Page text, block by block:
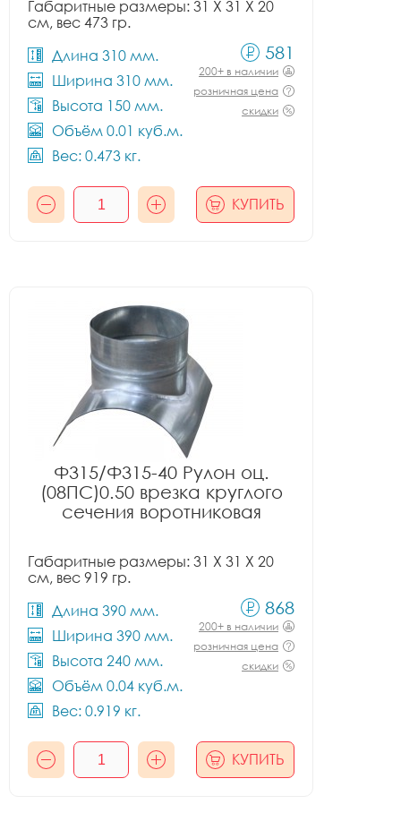
Габаритные размеры: 31 X 31 X 20
см, вес 473 гр.
Длина 310 мм.
Ширина 310 мм.
Высота 150 мм.
Объём 0.01 куб.м.
Вес: 0.473 кг.
581
200+ в наличии
розничная цена
скидки
КУПИТЬ
Ф315/Ф315-40 Рулон оц.
(08ПС)0.50 врезка круглого
сечения воротниковая
Габаритные размеры: 31 X 31 X 20
см, вес 919 гр.
Длина 390 мм.
Ширина 390 мм.
Высота 240 мм.
Объём 0.04 куб.м.
Вес: 0.919 кг.
868
200+ в наличии
розничная цена
скидки
КУПИТЬ